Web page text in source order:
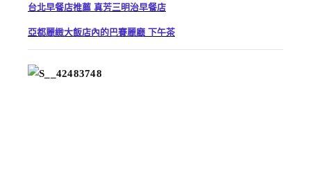
台北早餐店推薦 真芳三明治早餐店
亞都麗緻大飯店內的巴賽麗廳 下午茶